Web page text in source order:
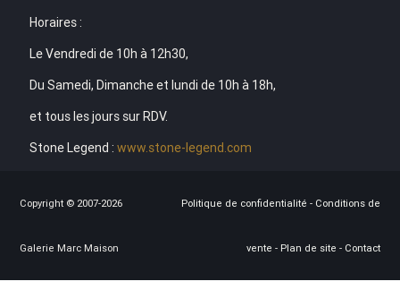
Horaires :
Le Vendredi de 10h à 12h30,
Du Samedi, Dimanche et lundi de 10h à 18h,
et tous les jours sur RDV.
Stone Legend : www.stone-legend.com
Copyright © 2007-2026
Galerie Marc Maison
Politique de confidentialité - Conditions de
vente - Plan de site - Contact